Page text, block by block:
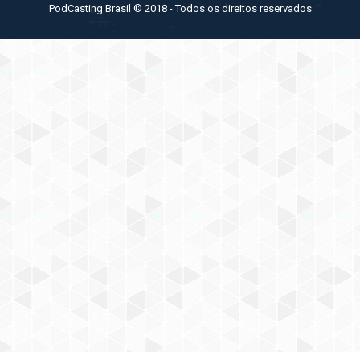
PodCasting Brasil © 2018 - Todos os direitos reservados